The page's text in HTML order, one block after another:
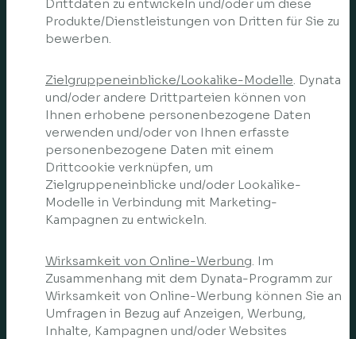
Drittdaten zu entwickeln und/oder um diese
Produkte/Dienstleistungen von Dritten für Sie zu
bewerben.
Zielgruppeneinblicke/Lookalike-Modelle. Dynata
und/oder andere Drittparteien können von
Ihnen erhobene personenbezogene Daten
verwenden und/oder von Ihnen erfasste
personenbezogene Daten mit einem
Drittcookie verknüpfen, um
Zielgruppeneinblicke und/oder Lookalike-
Modelle in Verbindung mit Marketing-
Kampagnen zu entwickeln.
Wirksamkeit von Online-Werbung. Im
Zusammenhang mit dem Dynata-Programm zur
Wirksamkeit von Online-Werbung können Sie an
Umfragen in Bezug auf Anzeigen, Werbung,
Inhalte, Kampagnen und/oder Websites